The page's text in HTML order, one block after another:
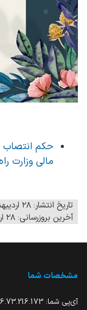
حکم انتصاب
مالی وزارت
تاریخ انتشار: ۲۸ اردیبهشت ۱۴۰۵ - ۱۴:۰۴
آخرین بروزرسانی: ۲۸ اردیبهشت ۱۴۰۵ - ۱۴:۰۴
مشخصات شما
آی‌پی شما: